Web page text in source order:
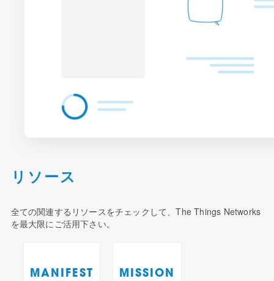
リソース
全ての関連するリソースをチェックして、The Things Networks
を最大限にご活用下さい。
MANIFEST MISSION